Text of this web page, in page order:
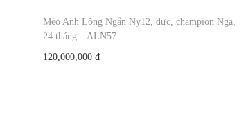
Mèo Anh Lông Ngắn Ny12, đực, champion Nga,
24 tháng – ALN57
120,000,000 ₫